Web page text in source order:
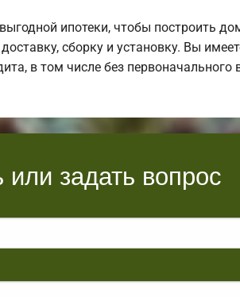
ипотеки, чтобы построить
сборку и установку. Вы
в том числе без первоначального
или задать вопрос